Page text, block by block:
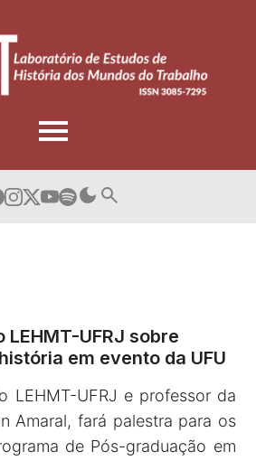
LEHMT-UFRJ sobre
em evento da UFU
LEHMT-UFRJ e professor da
Amaral, fará palestra para os
de Pós-graduação em